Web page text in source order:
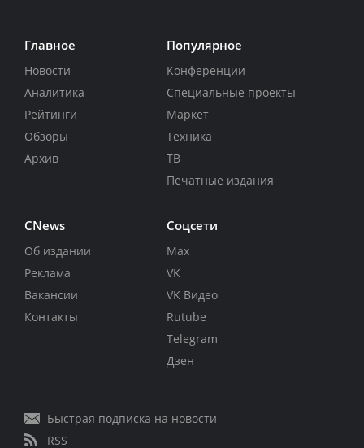
Главное
Новости
Аналитика
Рейтинги
Обзоры
Архив
Популярное
Конференции
Специальные проекты
Маркет
Техника
ТВ
Печатные издания
CNews
Об издании
Реклама
Вакансии
Контакты
Соцсети
Max
VK
VK Видео
Rutube
Telegram
Дзен
Быстрая подписка на новости
RSS